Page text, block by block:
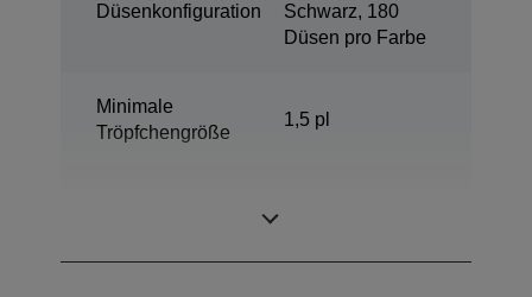
Düsenkonfiguration
Schwarz, 180
Düsen pro Farbe
Minimale
Tröpfchengröße
1,5 pl